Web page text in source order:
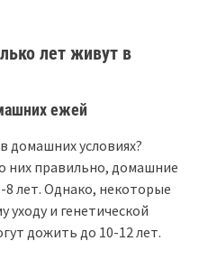
лет живут в
ежей
домашних условиях?
них правильно, домашние
лет. Однако, некоторые
уходу и генетической
дожить до 10-12 лет.